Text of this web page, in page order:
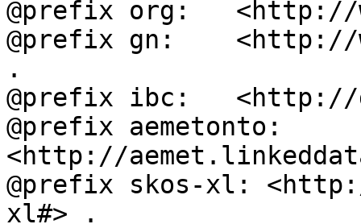
@prefix org:   <http://
@prefix gn:    <http://
.
@prefix ibc:
@prefix aemetonto:
<http://
@prefix skos-xl:
xl#> .